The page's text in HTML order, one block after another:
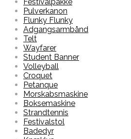
Pulverkanon
Flunky Flunky
Adgangsarmbånd
Telt
Wayfarer
Student Banner
Volleyball
Croquet
Petanque
Morskabsmaskine
Boksemaskine
Strandtennis
Festivalstol
Badedyr